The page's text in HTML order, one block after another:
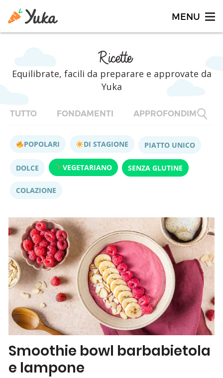
Ricette
Equilibrate, facili da preparare e approvate da
Yuka
TUTTO FONDAMENTI APPROFONDIMENTI
POPOLARI DI STAGIONE PIATTO UNICO
DOLCE VEGETARIANO SENZA GLUTINE
COLAZIONE
Smoothie bowl barbabietola
e lampone